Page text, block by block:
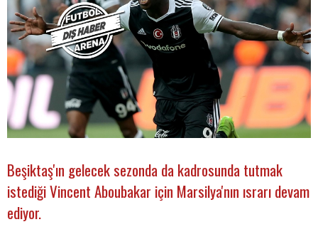
Beşiktaş'ın gelecek sezonda da kadrosunda tutmak
istediği Vincent Aboubakar için Marsilya'nın ısrarı devam
ediyor.